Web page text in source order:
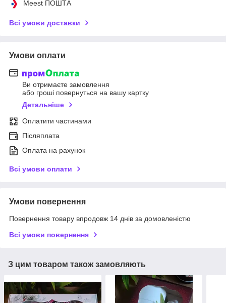
Meest ПОШТА
Всі умови доставки
Умови оплати
Ви отримаєте замовлення
або гроші повернуться на вашу картку
Детальніше
Оплатити частинами
Післяплата
Оплата на рахунок
Всі умови оплати
Умови повернення
Повернення товару впродовж 14 днів за домовленістю
Всі умови повернення
З цим товаром також замовляють